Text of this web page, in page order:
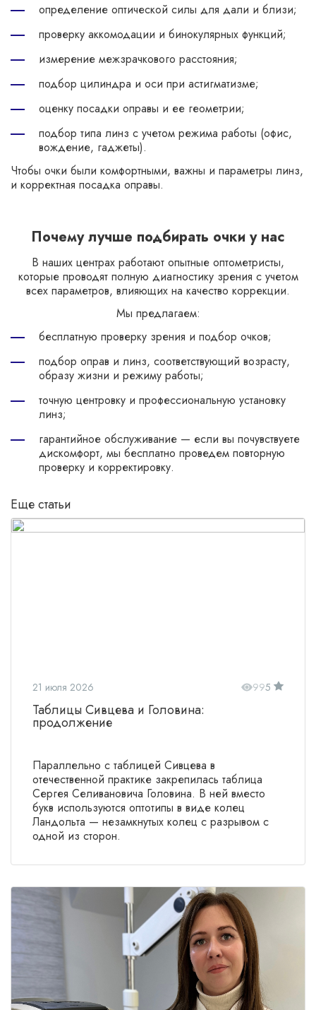
определение оптической силы для дали и близи;
проверку аккомодации и бинокулярных функций;
измерение межзрачкового расстояния;
подбор цилиндра и оси при астигматизме;
оценку посадки оправы и ее геометрии;
подбор типа линз с учетом режима работы (офис,
вождение, гаджеты).
Чтобы очки были комфортными, важны и параметры линз,
и корректная посадка оправы.
Почему лучше подбирать очки у нас
В наших центрах работают опытные оптометристы,
которые проводят полную диагностику зрения с учетом
всех параметров, влияющих на качество коррекции.
Мы предлагаем:
бесплатную проверку зрения и подбор очков;
подбор оправ и линз, соответствующий возрасту,
образу жизни и режиму работы;
точную центровку и профессиональную установку
линз;
гарантийное обслуживание — если вы почувствуете
дискомфорт, мы бесплатно проведем повторную
проверку и корректировку.
Еще статьи
21 июля 2026 995
Таблицы Сивцева и Головина:
продолжение
Параллельно с таблицей Сивцева в
отечественной практике закрепилась таблица
Сергея Селивановича Головина. В ней вместо
букв используются оптотипы в виде колец
Ландольта — незамкнутых колец с разрывом с
одной из сторон.